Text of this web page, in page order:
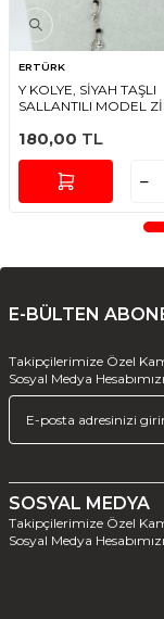
ERTÜRK
Y KOLYE, SİYAH TAŞLI
SALLANTILI MODEL
KAPLAMA
180,00 TL
E-BÜLTEN
Takipçilerimize Özel
Sosyal Medya
SOSYAL MEDYA
Takipçilerimize Özel
Sosyal Medya